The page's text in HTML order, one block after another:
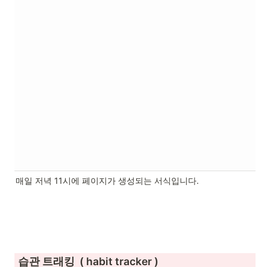
매일 저녁 11시에 페이지가 생성되는 서식입니다.
습관 트래킹  ( habit tracker )